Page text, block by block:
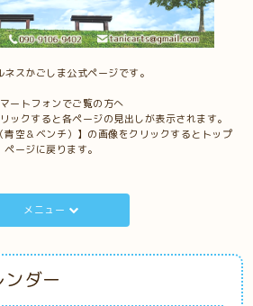
ネスかごしま公式ページです。
ートフォンでご覧の方へ
ックすると各ページの見出しが表示されます。
青空＆ベンチ）】の画像をクリックするとトップ
ページに戻ります。
メニュー
ダー